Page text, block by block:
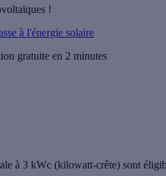
!
à l'énergie solaire
gratuite en 2 minutes
à 3 kWc (kilowatt-crête) sont